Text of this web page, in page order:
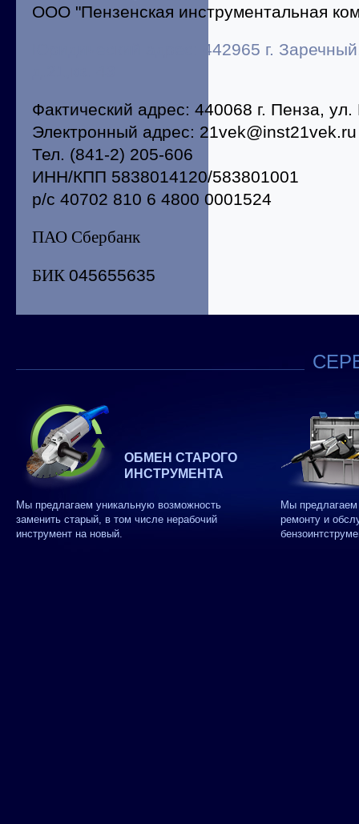
ООО "Пензенская инструментальная
Юридический адрес: 442965 г.
Фактический адрес: 440068 г. Пенза,
Электронный адрес: 21vek@inst21vek.ru
Тел. (841-2) 205-606
ИНН/КПП 5838014120/583801001
р/с 40702 810 6 4800 0001524
ПАО Сбербанк
БИК 045655635
ОБМЕН СТАРОГО
ИНСТРУМЕНТА
Мы предлагаем уникальную возможность
заменить старый, в том числе нерабочий
инструмент на новый.
Мы
ремонту и